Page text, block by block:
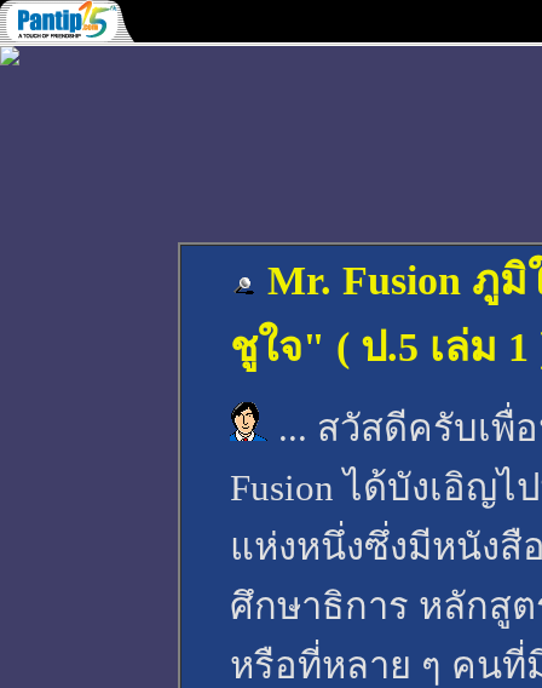
Mr. Fusion ภู
ชูใจ" ( ป.5 เล่ม
... สวัสดีครับเพื่
Fusion ได้บังเอิญ
แห่งหนึ่งซึ่งมีหนังสื
ศึกษาธิการ หลักสู
หรือที่หลาย ๆ คนที่